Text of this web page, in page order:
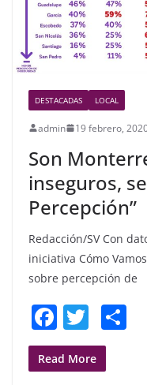
DESTACADAS LOCAL
admin 19 febrero,
Son
inseguros,
Percepción”
Redacción/SV Con
iniciativa Cómo
sobre percepción de
F
a
c
T
w
itt
Read More